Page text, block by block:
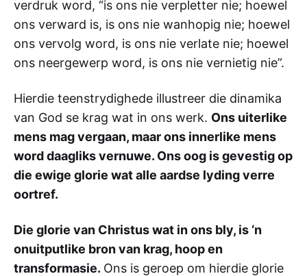
verdruk word, “is ons nie verpletter nie; hoewel
ons verward is, is ons nie wanhopig nie; hoewel
ons vervolg word, is ons nie verlate nie; hoewel
ons neergewerp word, is ons nie vernietig nie”.
Hierdie teenstrydighede illustreer die dinamika
van God se krag wat in ons werk. Ons uiterlike
mens mag vergaan, maar ons innerlike mens
word daagliks vernuwe. Ons oog is gevestig op
die ewige glorie wat alle aardse lyding verre
oortref.
Die glorie van Christus wat in ons bly, is ‘n
onuitputlike bron van krag, hoop en
transformasie. Ons is geroep om hierdie glorie